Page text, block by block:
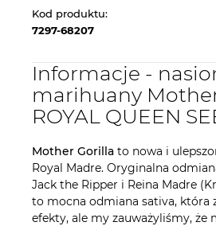
Kod produktu:
7297-68207
Informacje -
marihuany
ROYAL QUEEN
Mother Gorilla to nowa i
Royal Madre. Oryginalna
Jack the Ripper i Reina Madre
to mocna odmiana sativa, która
efekty, ale my zauważyliśmy, że